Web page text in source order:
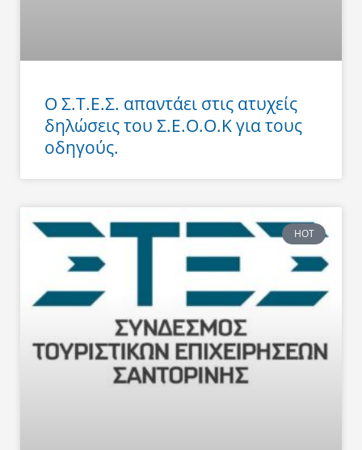
Ο Σ.Τ.Ε.Σ. απαντάει στις ατυχείς
δηλώσεις του Σ.Ε.Ο.Ο.Κ για τους
οδηγούς.
HOT